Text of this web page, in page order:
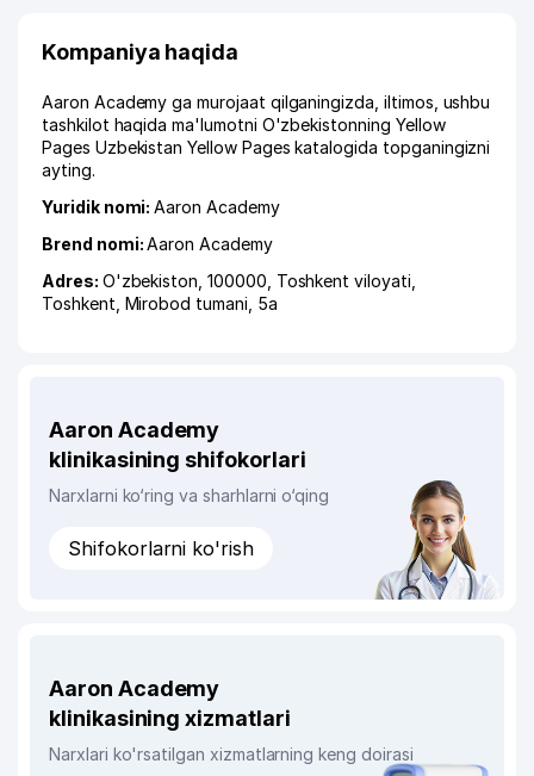
Kompaniya haqida
Aaron Academy ga murojaat qilganingizda, iltimos, ushbu
tashkilot haqida ma'lumotni O'zbekistonning Yellow
Pages Uzbekistan Yellow Pages katalogida topganingizni
ayting.
Yuridik nomi:Aaron Academy
Brend nomi:Aaron Academy
Adres: O'zbekiston, 100000, Toshkent viloyati
Toshkent Mirobod tumani , 5а
Aaron Academy
klinikasining shifokorlari
Narxlarni ko‘ring va sharhlarni o‘qing
Shifokorlarni ko'rish
Aaron Academy
klinikasining xizmatlari
Narxlari ko'rsatilgan xizmatlarning keng doirasi